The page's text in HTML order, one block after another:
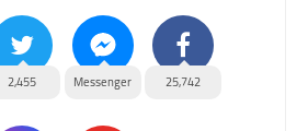
25,742
Messenger
2,455